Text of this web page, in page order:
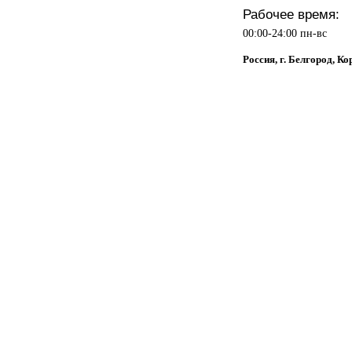
Рабочее время:
00:00-24:00 пн-вс
Россия, г. Белгород,